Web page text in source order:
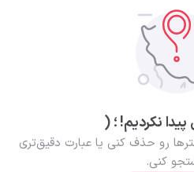
نکردیم! ؛ (
رو حذف کنی یا عبارت دقیق‌تری
کنی.